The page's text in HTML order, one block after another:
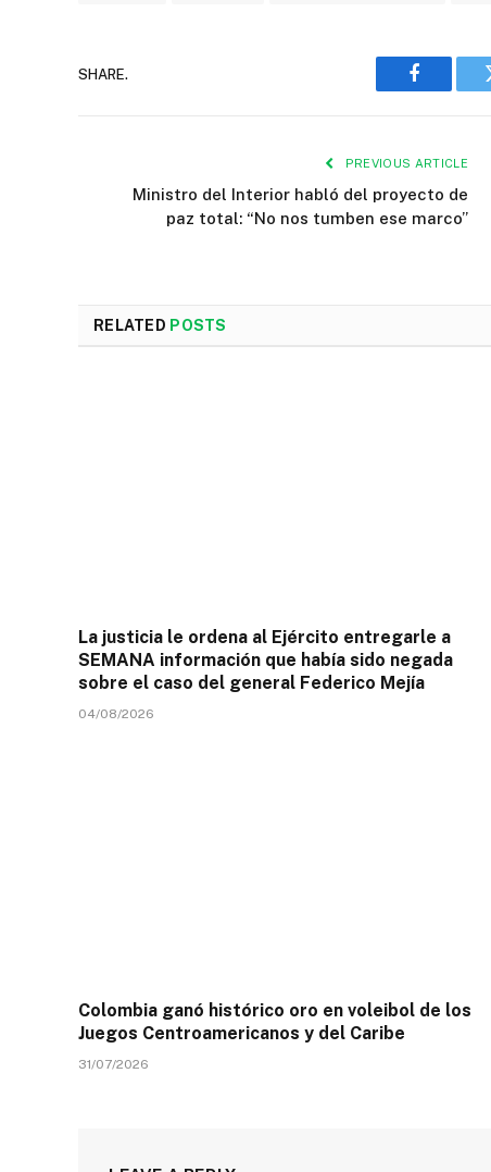
SHARE.
Facebook
PREVIOUS ARTICLE
Ministro del Interior habló del proyecto de
paz total: “No nos tumben ese marco”
RELATED POSTS
La justicia le ordena al Ejército entregarle a
SEMANA información que había sido negada
sobre el caso del general Federico Mejía
04/08/2026
Colombia ganó histórico oro en voleibol de los
Juegos Centroamericanos y del Caribe
31/07/2026